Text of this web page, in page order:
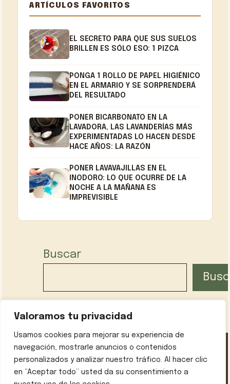
Valoramos tu privacidad
Usamos cookies para mejorar su experiencia de
navegación, mostrarle anuncios o contenidos
personalizados y analizar nuestro tráfico. Al hacer clic
en “Aceptar todo” usted da su consentimiento a
ARTÍCULOS FAVORITOS
EL SECRETO PARA QUE SUS SUELOS
BRILLEN ES SÓLO ESO: 1 PIZCA
PONGA 1 ROLLO DE PAPEL HIGIÉNICO
EN EL ARMARIO Y SE SORPRENDERÁ
DEL RESULTADO
PONER BICARBONATO EN LA
LAVADORA, LAS LAVANDERÍAS MÁS
EXPERIMENTADAS LO HACEN DESDE
HACE AÑOS: LA RAZÓN
PONER LAVAVAJILLAS EN EL
INODORO: LO QUE OCURRE DE LA
NOCHE A LA MAÑANA ES
IMPREVISIBLE
Buscar
Política de privacidad Contáctanos Sobre mí
Aviso legal